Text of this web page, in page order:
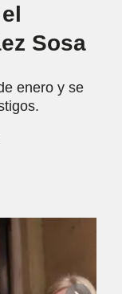
Sosa
enero y se